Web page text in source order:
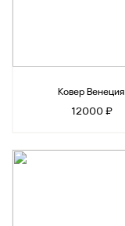
Ковер Венеция
12000 ₽